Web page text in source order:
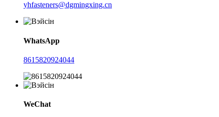
yhfasteners@dgmingxing.cn
WhatsApp
8615820924044
WeChat